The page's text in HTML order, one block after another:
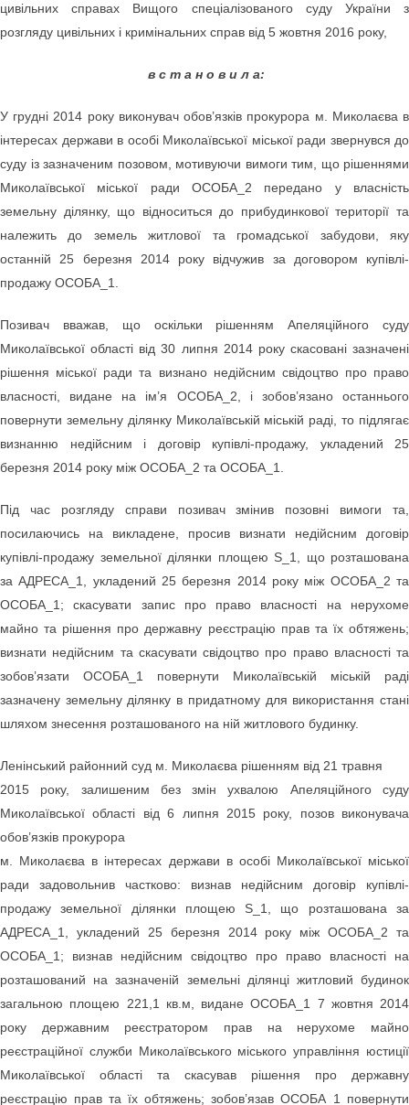
цивільних справах Вищого спеціалізованого суду України з
розгляду цивільних і кримінальних справ від 5 жовтня 2016 року,
в с т а н о в и л а:
У грудні 2014 року виконувач обов’язків прокурора м. Миколаєва в
інтересах держави в особі Миколаївської міської ради звернувся до
суду із зазначеним позовом, мотивуючи вимоги тим, що рішеннями
Миколаївської міської ради ОСОБА_2 передано у власність
земельну ділянку, що відноситься до прибудинкової території та
належить до земель житлової та громадської забудови, яку
останній 25 березня 2014 року відчужив за договором купівлі-
продажу ОСОБА_1.
Позивач вважав, що оскільки рішенням Апеляційного суду
Миколаївської області від 30 липня 2014 року скасовані зазначені
рішення міської ради та визнано недійсним свідоцтво про право
власності, видане на ім’я ОСОБА_2, і зобов’язано останнього
повернути земельну ділянку Миколаївській міській раді, то підлягає
визнанню недійсним і договір купівлі-продажу, укладений 25
березня 2014 року між ОСОБА_2 та ОСОБА_1.
Під час розгляду справи позивач змінив позовні вимоги та,
посилаючись на викладене, просив визнати недійсним договір
купівлі-продажу земельної ділянки площею S_1, що розташована
за АДРЕСА_1, укладений 25 березня 2014 року між ОСОБА_2 та
ОСОБА_1; скасувати запис про право власності на нерухоме
майно та рішення про державну реєстрацію прав та їх обтяжень;
визнати недійсним та скасувати свідоцтво про право власності та
зобов’язати ОСОБА_1 повернути Миколаївській міській раді
зазначену земельну ділянку в придатному для використання стані
шляхом знесення розташованого на ній житлового будинку.
Ленінський районний суд м. Миколаєва рішенням від 21 травня
2015 року, залишеним без змін ухвалою Апеляційного суду
Миколаївської області від 6 липня 2015 року, позов виконувача
обов’язків прокурора
м. Миколаєва в інтересах держави в особі Миколаївської міської
ради задовольнив частково: визнав недійсним договір купівлі-
продажу земельної ділянки площею S_1, що розташована за
АДРЕСА_1, укладений 25 березня 2014 року між ОСОБА_2 та
ОСОБА_1; визнав недійсним свідоцтво про право власності на
розташований на зазначеній земельні ділянці житловий будинок
загальною площею 221,1 кв.м, видане ОСОБА_1 7 жовтня 2014
року державним реєстратором прав на нерухоме майно
реєстраційної служби Миколаївського міського управління юстиції
Миколаївської області та скасував рішення про державну
реєстрацію прав та їх обтяжень; зобов’язав ОСОБА_1 повернути